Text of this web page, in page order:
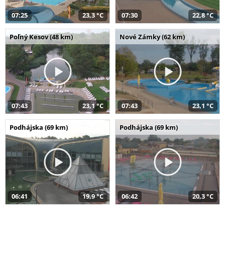
07:25 23,3 °C 07:30 22,8 °C
Poľný Kesov (48 km)
07:43 23,1 °C
Nové Zámky (62 km)
07:43 23,1 °C
Podhájska (69 km)
06:41 19,9 °C
Podhájska (69 km)
06:42 20,3 °C